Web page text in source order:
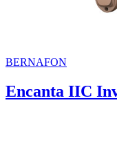
BERNAFON
Encanta IIC